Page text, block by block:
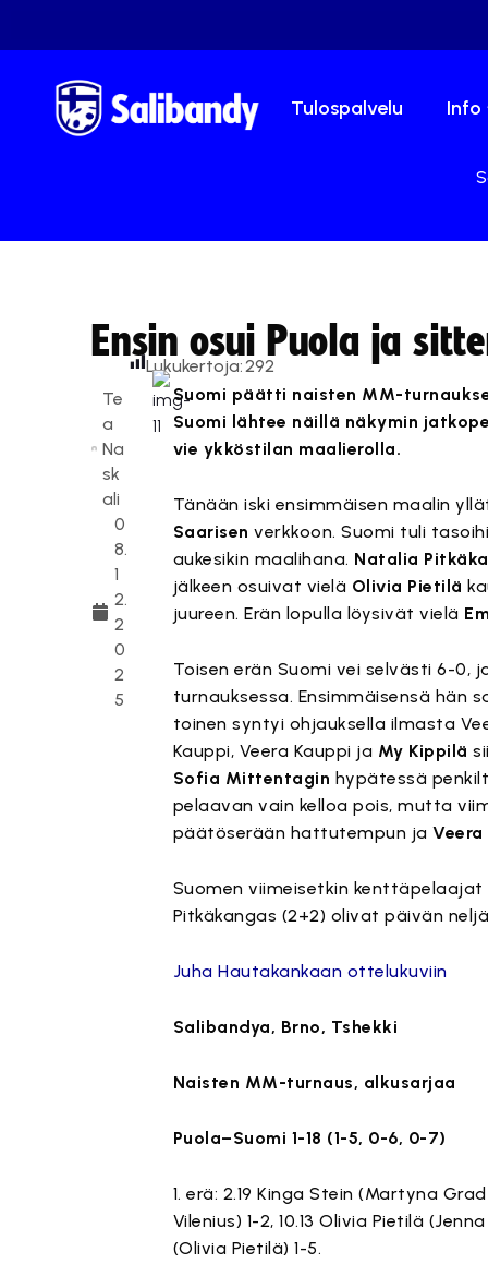
Tulospalvelu Info
Ensin osui Puola ja
Te
a
Na
sk
ali
0
8.
1
2.
2
0
2
5
Lukukertoja:292
Suomi päätti naisten MM-
Suomi lähtee näillä näkymin
vie ykköstilan maalierolla.
Tänään iski ensimmäisen maalin
Saarisen verkkoon. Suomi tuli
aukesikin maalihana. Natalia
jälkeen osuivat vielä Olivia Pietilä
juureen. Erän lopulla löysivät vielä
Toisen erän Suomi vei selvästi 6-0,
turnauksessa. Ensimmäisensä hän
toinen syntyi ohjauksella ilmasta
Kauppi, Veera Kauppi ja My Kippilä
Sofia Mittentagin hypätessä
pelaavan vain kelloa pois, mutta
päätöserään hattutempun jaVeera
Suomen viimeisetkin
Pitkäkangas (2+2) olivat päivän
Juha Hautakankaan ottelukuviin
Salibandya, Brno, Tshekki
Naisten MM-turnaus, alkusarjaa
Puola–Suomi 1-18 (1-5, 0-6, 0-7)
1. erä: 2.19 Kinga Stein (Martyna
Vilenius) 1-2, 10.13 Olivia Pietilä
(Olivia Pietilä) 1-5.